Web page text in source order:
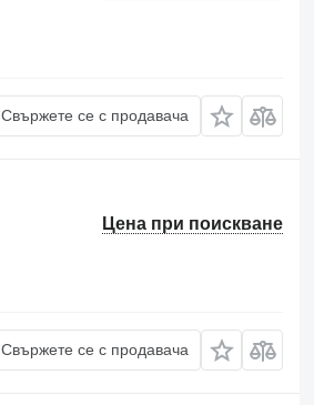
Свържете се с продавача
Цена при поискване
Свържете се с продавача